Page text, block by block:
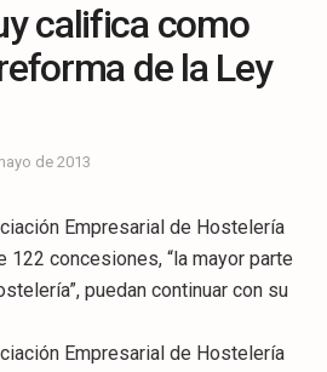
califica como
de la Ley
de 2013
Empresarial de Hostelería
122 concesiones, “la mayor parte
puedan continuar con su
Empresarial de Hostelería